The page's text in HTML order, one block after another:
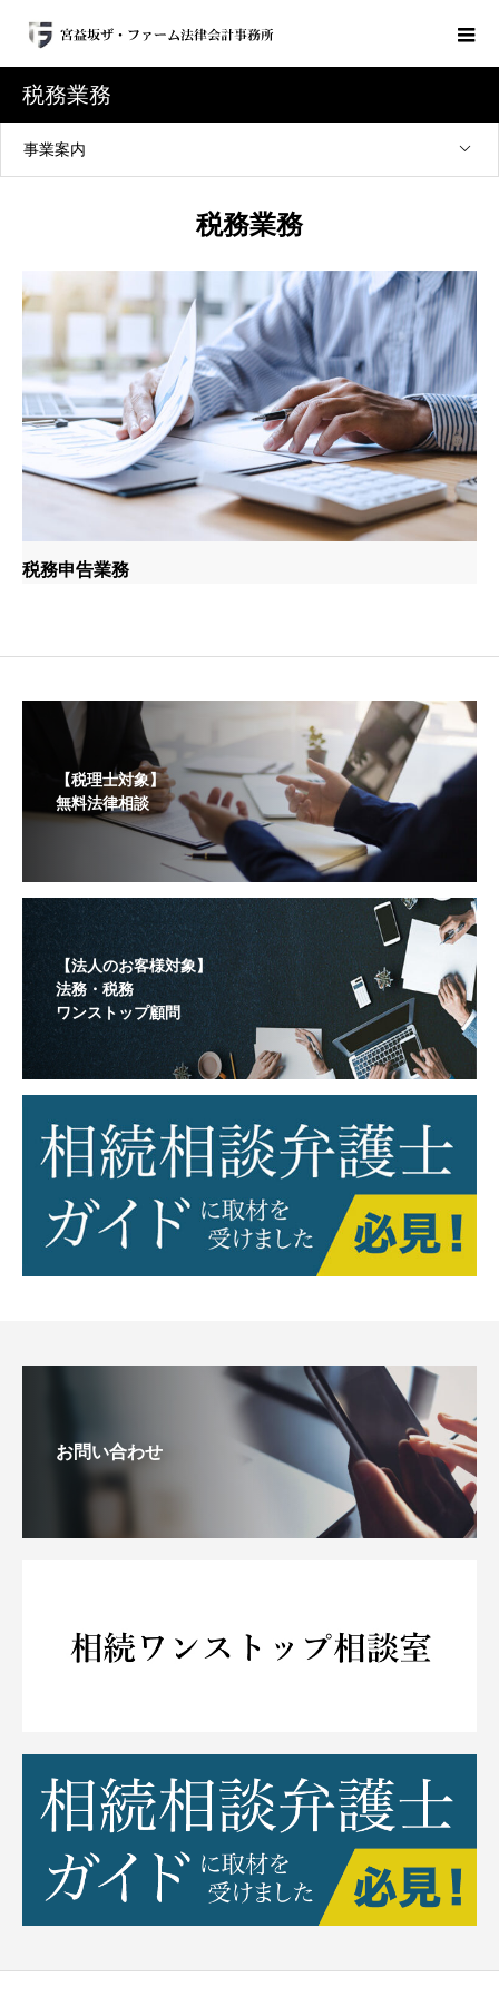
税務業務
事業案内
税務業務
税務申告業務
【税理士対象】
無料法律相談
【法人のお客様対象】
法務・税務
ワンストップ顧問
お問い合わせ